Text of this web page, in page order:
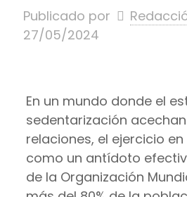
Publicado por
27/05/2024
En un mundo donde el
sedentarización
relaciones, el ejercicio
como un antídoto
de la Organización